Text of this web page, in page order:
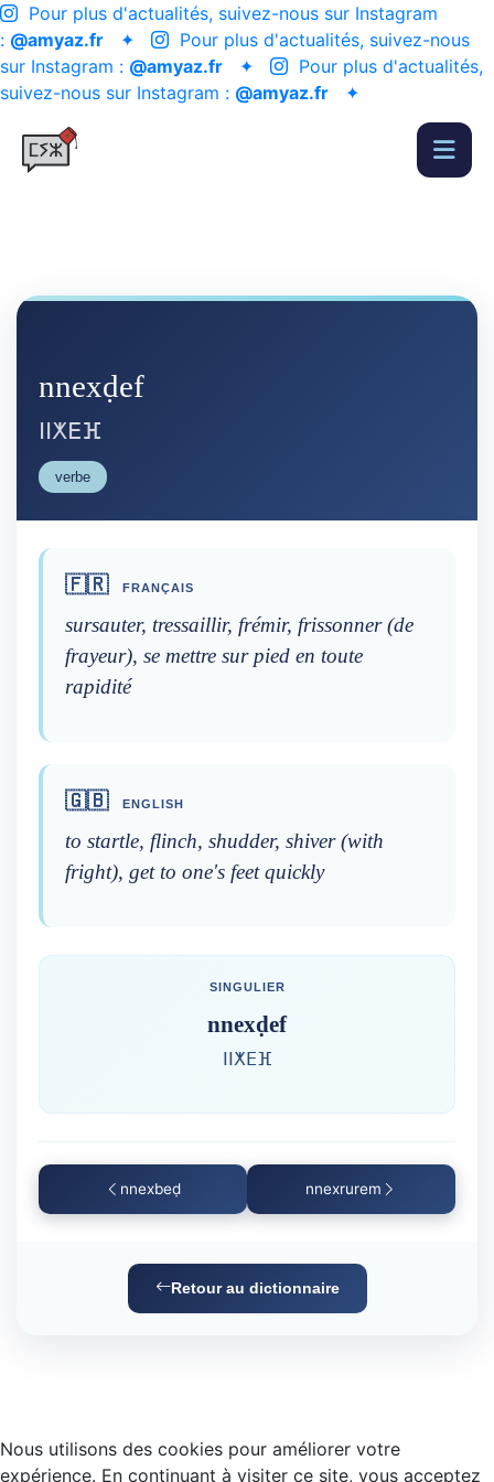
Pour plus d'actualités, suivez-nous sur Instagram
: @amyaz.fr ✦
Pour plus d'actualités, suivez-nous
sur Instagram : @amyaz.fr ✦
Pour plus d'actualités,
suivez-nous sur Instagram : @amyaz.fr ✦
nnexḍef
ⵏⵏⵅⴹⴼ
verbe
🇫🇷 FRANÇAIS
sursauter, tressaillir, frémir, frissonner (de
frayeur), se mettre sur pied en toute
rapidité
🇬🇧 ENGLISH
to startle, flinch, shudder, shiver (with
fright), get to one's feet quickly
SINGULIER
nnexḍef
ⵏⵏⵅⴹⴼ
nnexbeḍ nnexrurem
Retour au dictionnaire
Nous utilisons des cookies pour améliorer votre
expérience. En continuant à visiter ce site, vous acceptez